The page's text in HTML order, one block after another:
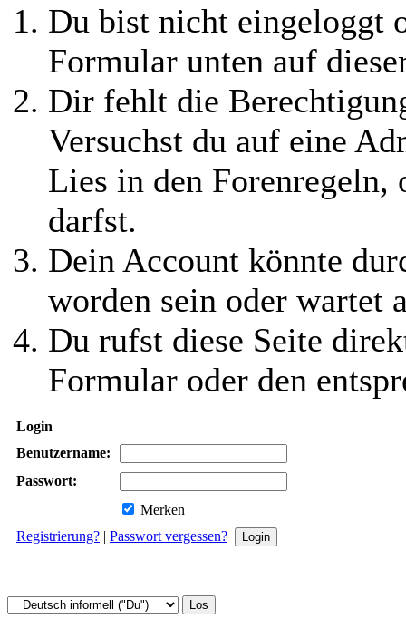
Du bist nicht eingeloggt
Formular unten auf
Dir fehlt die
Versuchst du auf eine
Lies in den Forenregeln,
darfst.
Dein Account könnte
worden sein oder wartet
Du rufst diese Seite
Formular oder den
Login
Benutzername:
Passwort:
Merken
Registrierung? | Passwort vergessen?